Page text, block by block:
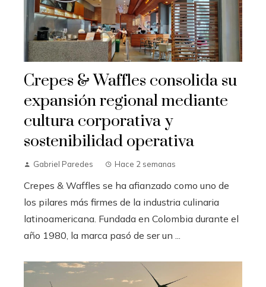
Crepes & Waffles consolida su
expansión regional mediante
cultura corporativa y
sostenibilidad operativa
Gabriel Paredes Hace 2 semanas
Crepes & Waffles se ha afianzado como uno de
los pilares más firmes de la industria culinaria
latinoamericana. Fundada en Colombia durante el
año 1980, la marca pasó de ser un ...